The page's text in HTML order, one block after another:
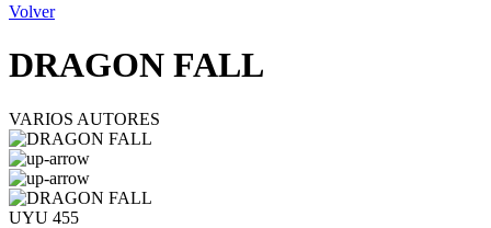
Volver
DRAGON FALL
VARIOS AUTORES
UYU 455